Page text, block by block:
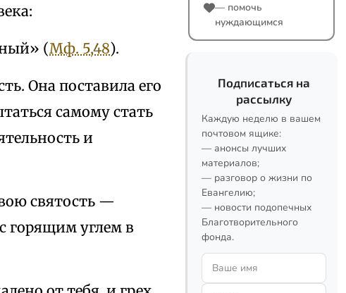
(Мф. 5,48).
Она поставила его
самому стать
и
святость —
горящим углем в
— помочь
нуждающимся
Подписаться на
рассылку
Каждую неделю в вашем
почтовом ящике:
— анонсы лучших
материалов;
— разговор о жизни по
Евангелию;
— новости подопечных
Благотворительного
фонда.